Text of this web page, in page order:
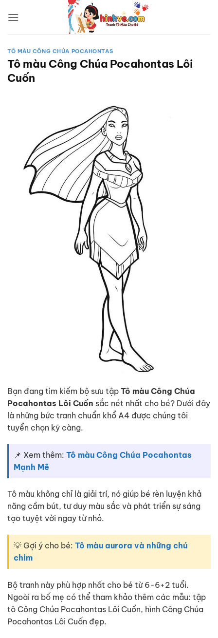
qua
TÔ MÀU CÔNG CHÚA POCAHONTAS
Tô màu Công Chúa Pocahontas Lôi
Cuốn
Bạn đang tìm kiếm bộ sưu tập Tô màu Công Chúa
Pocahontas Lôi Cuốn sắc nét nhất cho bé? Dưới đây
là những bức tranh chuẩn khổ A4 được chúng tôi
tuyển chọn kỹ càng.
📌 Xem thêm: Tô màu Công Chúa Pocahontas
Mạnh Mẽ
Tô màu không chỉ là giải trí, nó giúp bé rèn luyện khả
năng cầm bút, tư duy màu sắc và phát triển sự sáng
tạo tuyệt vời ngay từ nhỏ.
💡 Gợi ý cho bé: Tô màu aurora và những chú
chim
Bộ tranh này phù hợp nhất cho bé từ 6-6+2 tuổi.
Ngoài ra bố mẹ có thể tham khảo thêm các mẫu: tập
tô Công Chúa Pocahontas Lôi Cuốn, hình Công Chúa
Pocahontas Lôi Cuốn đẹp.